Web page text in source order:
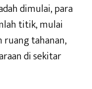
dimulai, para
titik, mulai
ruang tahanan,
di sekitar